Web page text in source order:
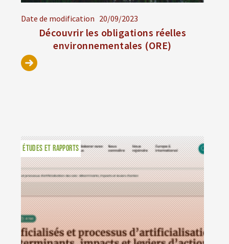
Date de modification 20/09/2023
Découvrir les obligations réelles
environnementales (ORE)
ÉTUDES ET RAPPORTS